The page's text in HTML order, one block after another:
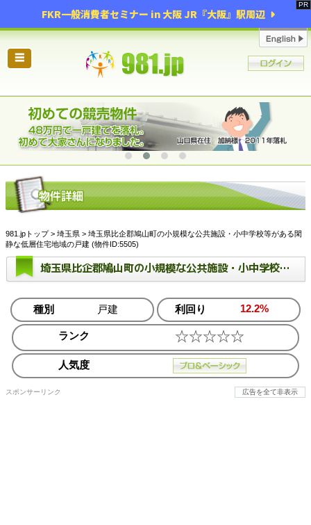
FKR一般消費者セミナー in 大阪 JR『大阪』駅周辺
☰
981.jpトップ> 埼玉県 > 埼玉県比企郡鳩山町の小規模な公共施設・小中学校等がある閑
静な低層住宅地域の戸建 (物件ID:5505)
埼玉県比企郡鳩山町の小規模な公共施設・小中学校等がある閑静な低層住宅地域の戸建
種別 戸建 利回り 12.2%
ランク
人気度
スポンサーリンク 広告を全て非表示